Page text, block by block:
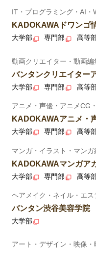
IT・プログラミング・AI・
KADOKAWAドワンゴ
大学部 専門部 高等
動画クリエイター・動画
バンタンクリエイター
大学部 専門部 高等
アニメ・声優・アニメCG
KADOKAWAアニメ・
大学部 専門部 高等
マンガ・イラスト・マン
KADOKAWAマンガア
大学部 専門部 高等
ヘアメイク・ネイル・エ
バンタン渋谷美容学院
大学部
アート・デザイン・映像・